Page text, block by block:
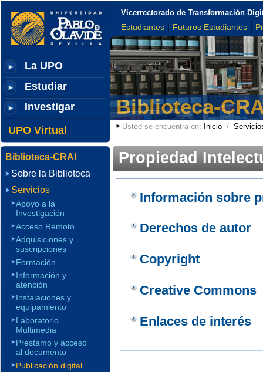
La UPO
Estudiar
Investigar
UPO Virtual
Vicerrectorado de Transformación
Estudiantes Futuros Estudiantes
Biblioteca-
Usted se encuentra en: Inicio/
Propiedad
Información sobre
Derechos de autor
Copyright
Creative Commons
Enlaces de interés
Biblioteca-CRAI
Sobre la Biblioteca
Servicios
Apoyo a la
Investigación
Acceso Remoto
Adquisiciones y
suscripciones
Formación
Información y
atención
Instalaciones y
equipamiento
Laboratorio
Multimedia
Préstamo y acceso
al documento
Publicación digital